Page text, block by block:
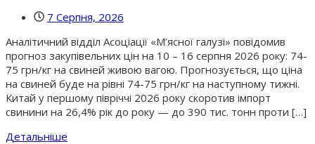
7 Серпня, 2026
Аналітичний відділ Асоціації «М’ясної галузі» повідомив
прогноз закупівельних цін на 10 – 16 серпня 2026 року: 74-
75 грн/кг на свиней живою вагою. Прогнозується, що ціна
на свиней буде на рівні 74-75 грн/кг на наступному тижні.
Китай у першому півріччі 2026 року скоротив імпорт
свинини на 26,4% рік до року — до 390 тис. тонн проти […]
Детальніше